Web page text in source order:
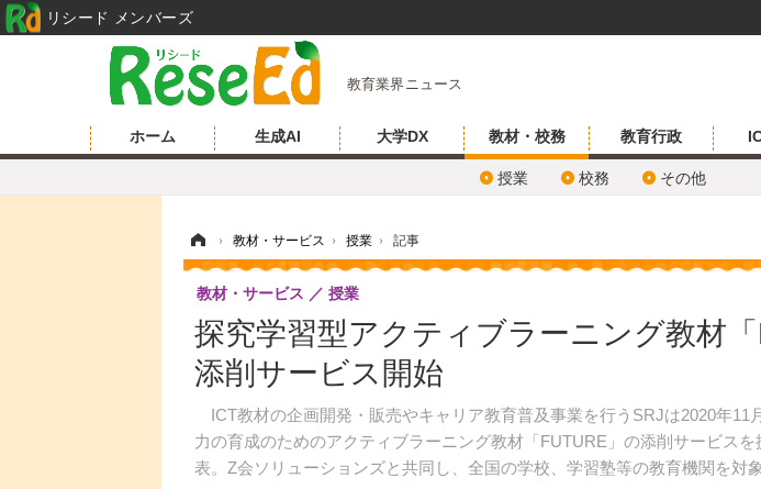
教育業界ニュース
ホーム 生成AI 大学DX 教材・校務
授業 校務 その他
教育行政
› 教材・サービス › 授業 › 記事
探究学習型アクティブラーニング教材「
添削サービス開始
ICT教材の企画開発・販売やキャリア教育普及事業を行うSRJは2020年11
力の育成のためのアクティブラーニング教材「FUTURE」の添削サービスを
表。Z会ソリューションズと共同し、全国の学校、学習塾等の教育機関を対
教材・サービス 授業
リシード メンバーズ